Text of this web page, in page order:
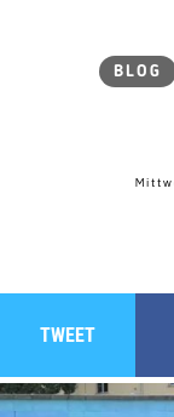
BLOG
TWEET